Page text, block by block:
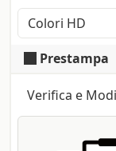
finitura
Stampa a
Definition
lasciati
Prestampa
Verifica e